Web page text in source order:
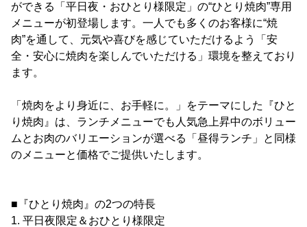
ができる「平日夜・おひとり様限定」の“ひとり焼肉”専用
メニューが初登場します。一人でも多くのお客様に“焼
肉”を通して、元気や喜びを感じていただけるよう「安
全・安心に焼肉を楽しんでいただける」環境を整えており
ます。
「焼肉をより身近に、お手軽に。」をテーマにした『ひと
り焼肉』は、ランチメニューでも人気急上昇中のボリュー
ムとお肉のバリエーションが選べる「昼得ランチ」と同様
のメニューと価格でご提供いたします。
■『ひとり焼肉』の2つの特長
1. 平日夜限定＆おひとり様限定